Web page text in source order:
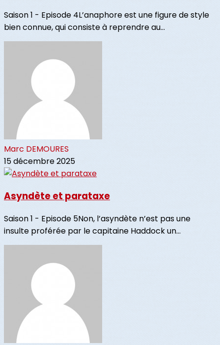
Saison 1 - Episode 4L’anaphore est une figure de style
bien connue, qui consiste à reprendre au...
Marc DEMOURES
15 décembre 2025
Asyndète et parataxe
Saison 1 - Episode 5Non, l’asyndète n’est pas une
insulte proférée par le capitaine Haddock un...